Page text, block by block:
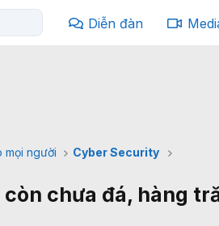
Diễn đàn
mọi người Cyber Security
chưa đá, hàng